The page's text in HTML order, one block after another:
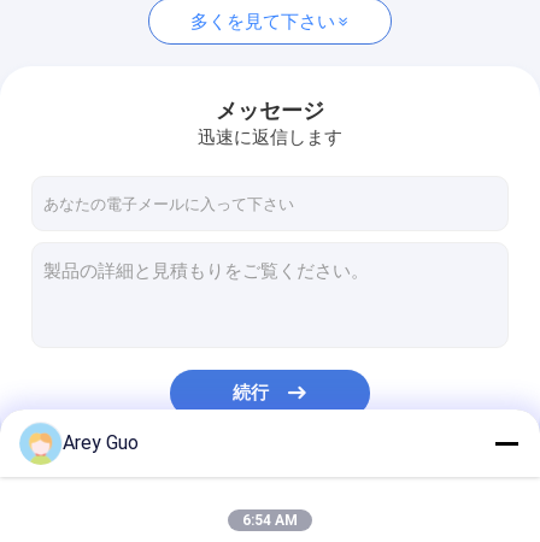
多くを見て下さい
メッセージ
迅速に返信します
続行
Arey Guo
6:54 AM